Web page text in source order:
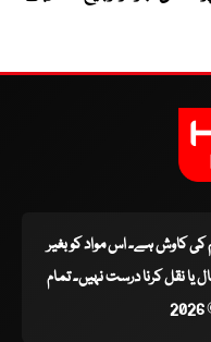
کی کاوش ہے۔ اس مواد کو بغیر
نقل کرنا درست نہیں۔ تمام